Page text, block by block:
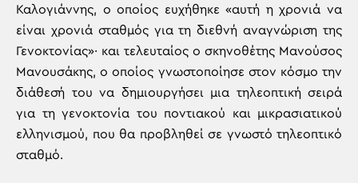
Καλογιάννης, ο οποίος ευχήθηκε «αυτή η χρονιά να
είναι χρονιά σταθμός για τη διεθνή αναγνώριση της
Γενοκτονίας»· και τελευταίος ο σκηνοθέτης Μανούσος
Μανουσάκης, ο οποίος γνωστοποίησε στον κόσμο την
διάθεσή του να δημιουργήσει μια τηλεοπτική σειρά
για τη γενοκτονία του ποντιακού και μικρασιατικού
ελληνισμού, που θα προβληθεί σε γνωστό τηλεοπτικό
σταθμό.